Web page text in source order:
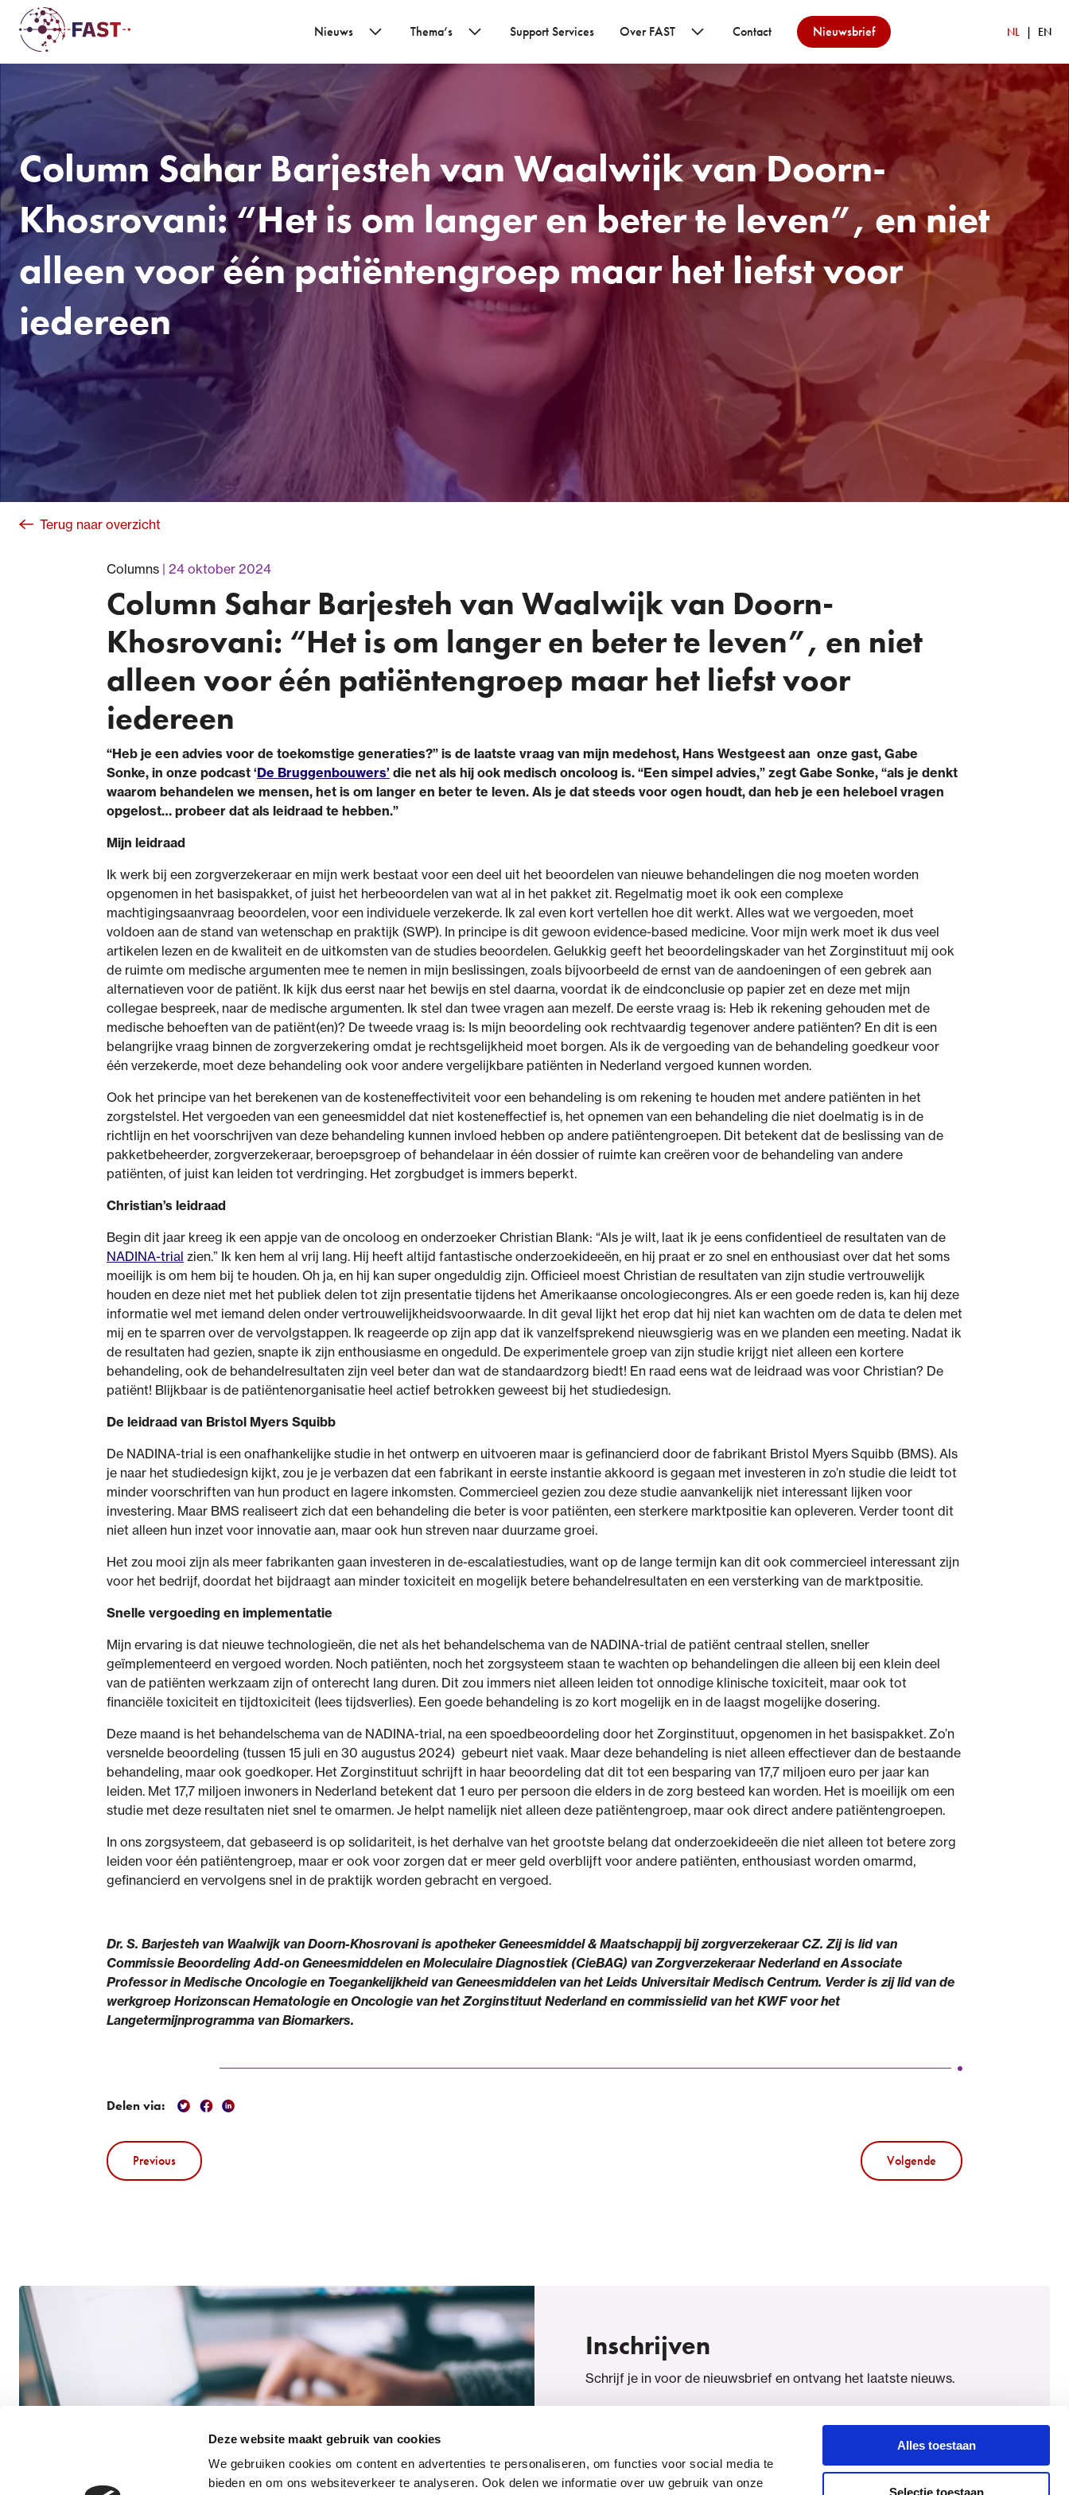
Deze website maakt gebruik van cookies
We gebruiken cookies om content en advertenties te personaliseren, om functies voor social media te
bieden en om ons websiteverkeer te analyseren. Ook delen we informatie over uw gebruik van onze
Alles toestaan
Selectie toestaan
Nieuws Thema’s Support Services Over FAST Contact Nieuwsbrief NL EN
Column Sahar Barjesteh van Waalwijk van Doorn-
Khosrovani: “Het is om langer en beter te leven”, en niet
alleen voor één patiëntengroep maar het liefst voor
iedereen
Terug naar overzicht
Columns 24 oktober 2024
Column Sahar Barjesteh van Waalwijk van Doorn-
Khosrovani: “Het is om langer en beter te leven”, en niet
alleen voor één patiëntengroep maar het liefst voor
iedereen
“Heb je een advies voor de toekomstige generaties?” is de laatste vraag van mijn medehost, Hans Westgeest aan onze gast, Gabe
Sonke, in onze podcast ‘De Bruggenbouwers’ die net als hij ook medisch oncoloog is. “Een simpel advies,” zegt Gabe Sonke, “als je denkt
waarom behandelen we mensen, het is om langer en beter te leven. Als je dat steeds voor ogen houdt, dan heb je een heleboel vragen
opgelost… probeer dat als leidraad te hebben.”
Mijn leidraad
Ik werk bij een zorgverzekeraar en mijn werk bestaat voor een deel uit het beoordelen van nieuwe behandelingen die nog moeten worden
opgenomen in het basispakket, of juist het herbeoordelen van wat al in het pakket zit. Regelmatig moet ik ook een complexe
machtigingsaanvraag beoordelen, voor een individuele verzekerde. Ik zal even kort vertellen hoe dit werkt. Alles wat we vergoeden, moet
voldoen aan de stand van wetenschap en praktijk (SWP). In principe is dit gewoon evidence-based medicine. Voor mijn werk moet ik dus veel
artikelen lezen en de kwaliteit en de uitkomsten van de studies beoordelen. Gelukkig geeft het beoordelingskader van het Zorginstituut mij ook
de ruimte om medische argumenten mee te nemen in mijn beslissingen, zoals bijvoorbeeld de ernst van de aandoeningen of een gebrek aan
alternatieven voor de patiënt. Ik kijk dus eerst naar het bewijs en stel daarna, voordat ik de eindconclusie op papier zet en deze met mijn
collegae bespreek, naar de medische argumenten. Ik stel dan twee vragen aan mezelf. De eerste vraag is: Heb ik rekening gehouden met de
medische behoeften van de patiënt(en)? De tweede vraag is: Is mijn beoordeling ook rechtvaardig tegenover andere patiënten? En dit is een
belangrijke vraag binnen de zorgverzekering omdat je rechtsgelijkheid moet borgen. Als ik de vergoeding van de behandeling goedkeur voor
één verzekerde, moet deze behandeling ook voor andere vergelijkbare patiënten in Nederland vergoed kunnen worden.
Ook het principe van het berekenen van de kosteneffectiviteit voor een behandeling is om rekening te houden met andere patiënten in het
zorgstelstel. Het vergoeden van een geneesmiddel dat niet kosteneffectief is, het opnemen van een behandeling die niet doelmatig is in de
richtlijn en het voorschrijven van deze behandeling kunnen invloed hebben op andere patiëntengroepen. Dit betekent dat de beslissing van de
pakketbeheerder, zorgverzekeraar, beroepsgroep of behandelaar in één dossier of ruimte kan creëren voor de behandeling van andere
patiënten, of juist kan leiden tot verdringing. Het zorgbudget is immers beperkt.
Christian’s leidraad
Begin dit jaar kreeg ik een appje van de oncoloog en onderzoeker Christian Blank: “Als je wilt, laat ik je eens confidentieel de resultaten van de
NADINA-trial zien.” Ik ken hem al vrij lang. Hij heeft altijd fantastische onderzoekideeën, en hij praat er zo snel en enthousiast over dat het soms
moeilijk is om hem bij te houden. Oh ja, en hij kan super ongeduldig zijn. Officieel moest Christian de resultaten van zijn studie vertrouwelijk
houden en deze niet met het publiek delen tot zijn presentatie tijdens het Amerikaanse oncologiecongres. Als er een goede reden is, kan hij deze
informatie wel met iemand delen onder vertrouwelijkheidsvoorwaarde. In dit geval lijkt het erop dat hij niet kan wachten om de data te delen met
mij en te sparren over de vervolgstappen. Ik reageerde op zijn app dat ik vanzelfsprekend nieuwsgierig was en we planden een meeting. Nadat ik
de resultaten had gezien, snapte ik zijn enthousiasme en ongeduld. De experimentele groep van zijn studie krijgt niet alleen een kortere
behandeling, ook de behandelresultaten zijn veel beter dan wat de standaardzorg biedt! En raad eens wat de leidraad was voor Christian? De
patiënt! Blijkbaar is de patiëntenorganisatie heel actief betrokken geweest bij het studiedesign.
De leidraad van Bristol Myers Squibb
De NADINA-trial is een onafhankelijke studie in het ontwerp en uitvoeren maar is gefinancierd door de fabrikant Bristol Myers Squibb (BMS). Als
je naar het studiedesign kijkt, zou je je verbazen dat een fabrikant in eerste instantie akkoord is gegaan met investeren in zo’n studie die leidt tot
minder voorschriften van hun product en lagere inkomsten. Commercieel gezien zou deze studie aanvankelijk niet interessant lijken voor
investering. Maar BMS realiseert zich dat een behandeling die beter is voor patiënten, een sterkere marktpositie kan opleveren. Verder toont dit
niet alleen hun inzet voor innovatie aan, maar ook hun streven naar duurzame groei.
Het zou mooi zijn als meer fabrikanten gaan investeren in de-escalatiestudies, want op de lange termijn kan dit ook commercieel interessant zijn
voor het bedrijf, doordat het bijdraagt aan minder toxiciteit en mogelijk betere behandelresultaten en een versterking van de marktpositie.
Snelle vergoeding en implementatie
Mijn ervaring is dat nieuwe technologieën, die net als het behandelschema van de NADINA-trial de patiënt centraal stellen, sneller
geïmplementeerd en vergoed worden. Noch patiënten, noch het zorgsysteem staan te wachten op behandelingen die alleen bij een klein deel
van de patiënten werkzaam zijn of onterecht lang duren. Dit zou immers niet alleen leiden tot onnodige klinische toxiciteit, maar ook tot
financiële toxiciteit en tijdtoxiciteit (lees tijdsverlies). Een goede behandeling is zo kort mogelijk en in de laagst mogelijke dosering.
Deze maand is het behandelschema van de NADINA-trial, na een spoedbeoordeling door het Zorginstituut, opgenomen in het basispakket. Zo’n
versnelde beoordeling (tussen 15 juli en 30 augustus 2024) gebeurt niet vaak. Maar deze behandeling is niet alleen effectiever dan de bestaande
behandeling, maar ook goedkoper. Het Zorginstituut schrijft in haar beoordeling dat dit tot een besparing van 17,7 miljoen euro per jaar kan
leiden. Met 17,7 miljoen inwoners in Nederland betekent dat 1 euro per persoon die elders in de zorg besteed kan worden. Het is moeilijk om een
studie met deze resultaten niet snel te omarmen. Je helpt namelijk niet alleen deze patiëntengroep, maar ook direct andere patiëntengroepen.
In ons zorgsysteem, dat gebaseerd is op solidariteit, is het derhalve van het grootste belang dat onderzoekideeën die niet alleen tot betere zorg
leiden voor één patiëntengroep, maar er ook voor zorgen dat er meer geld overblijft voor andere patiënten, enthousiast worden omarmd,
gefinancierd en vervolgens snel in de praktijk worden gebracht en vergoed.
Dr. S. Barjesteh van Waalwijk van Doorn-Khosrovani is apotheker Geneesmiddel & Maatschappij bij zorgverzekeraar CZ. Zij is lid van
Commissie Beoordeling Add-on Geneesmiddelen en Moleculaire Diagnostiek (CieBAG) van Zorgverzekeraar Nederland en Associate
Professor in Medische Oncologie en Toegankelijkheid van Geneesmiddelen van het Leids Universitair Medisch Centrum. Verder is zij lid van de
werkgroep Horizonscan Hematologie en Oncologie van het Zorginstituut Nederland en commissielid van het KWF voor het
Langetermijnprogramma van Biomarkers.
Delen via:
Previous Volgende
Inschrijven
Schrijf je in voor de nieuwsbrief en ontvang het laatste nieuws.